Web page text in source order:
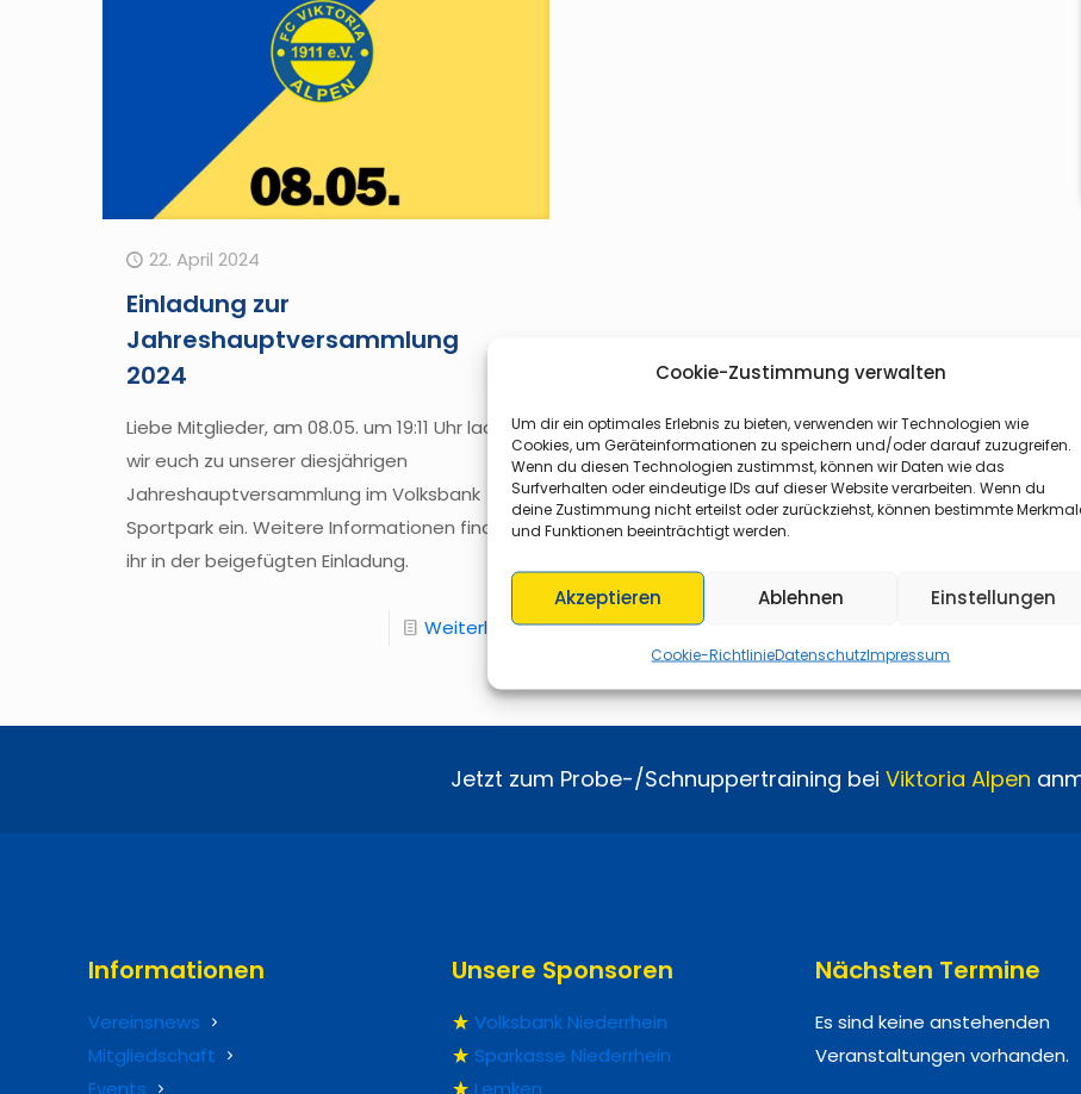
Cookie-Zustimmung verwalten
Um dir ein optimales Erlebnis zu bieten, verwenden wir Technologien wie
Cookies, um Geräteinformationen zu speichern und/oder darauf zuzugreifen.
Wenn du diesen Technologien zustimmst, können wir Daten wie das
Surfverhalten oder eindeutige IDs auf dieser Website verarbeiten. Wenn du
deine Zustimmung nicht erteilst oder zurückziehst, können bestimmte
und Funktionen beeinträchtigt werden.
Akzeptieren Ablehnen Einstellungen
Cookie-RichtlinieDatenschutzImpressum
22. April 2024
Einladung zur
Jahreshauptversammlung
2024
Liebe Mitglieder, am 08.05. um 19:11 Uhr laden
wir euch zu unserer diesjährigen
Jahreshauptversammlung im Volksbank
Sportpark ein. Weitere Informationen findet
ihr in der beigefügten Einladung.
Weiterlesen
Jetzt zum Probe-/Schnuppertraining bei Viktoria Alpen
Informationen
Vereinsnews
Mitgliedschaft
Events
Unsere Sponsoren
Volksbank Niederrhein
Sparkasse Niederrhein
Lemken
Nächsten Termine
Es sind keine anstehenden
Veranstaltungen vorhanden.